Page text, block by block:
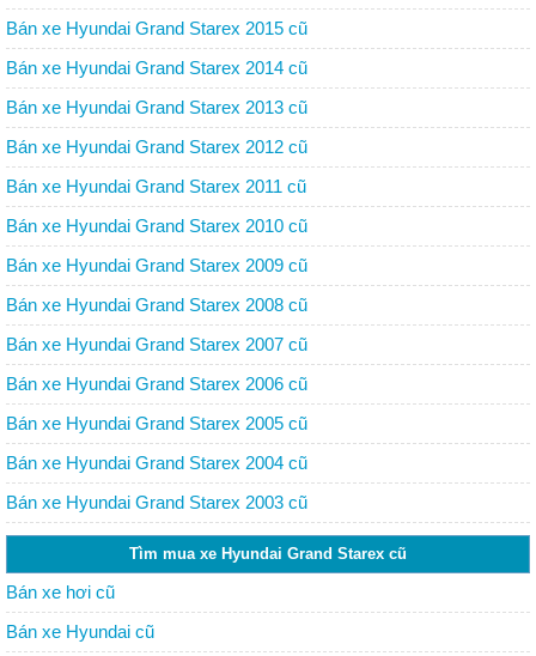
Bán xe Hyundai Grand Starex 2015 cũ
Bán xe Hyundai Grand Starex 2014 cũ
Bán xe Hyundai Grand Starex 2013 cũ
Bán xe Hyundai Grand Starex 2012 cũ
Bán xe Hyundai Grand Starex 2011 cũ
Bán xe Hyundai Grand Starex 2010 cũ
Bán xe Hyundai Grand Starex 2009 cũ
Bán xe Hyundai Grand Starex 2008 cũ
Bán xe Hyundai Grand Starex 2007 cũ
Bán xe Hyundai Grand Starex 2006 cũ
Bán xe Hyundai Grand Starex 2005 cũ
Bán xe Hyundai Grand Starex 2004 cũ
Bán xe Hyundai Grand Starex 2003 cũ
Tìm mua xe Hyundai Grand Starex cũ
Bán xe hơi cũ
Bán xe Hyundai cũ